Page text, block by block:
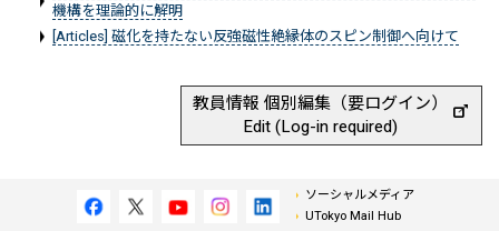
機構を理論的に解明
[Articles] 磁化を持たない反強磁性絶縁体のスピン制御へ向けて
教員情報 個別編集（要ログイン）
Edit (Log-in required)
ソーシャルメディア
UTokyo Mail Hub